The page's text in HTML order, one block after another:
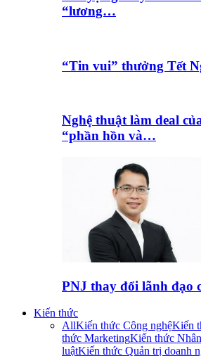
“lương…
“Tin vui” thưởng Tết
Nghệ thuật làm deal
“phần hồn và…
PNJ thay đổi lãnh đạo
Kiến thức
AllKiến thức Công nghệKiến
thức MarketingKiến thức
luậtKiến thức Quản trị doanh